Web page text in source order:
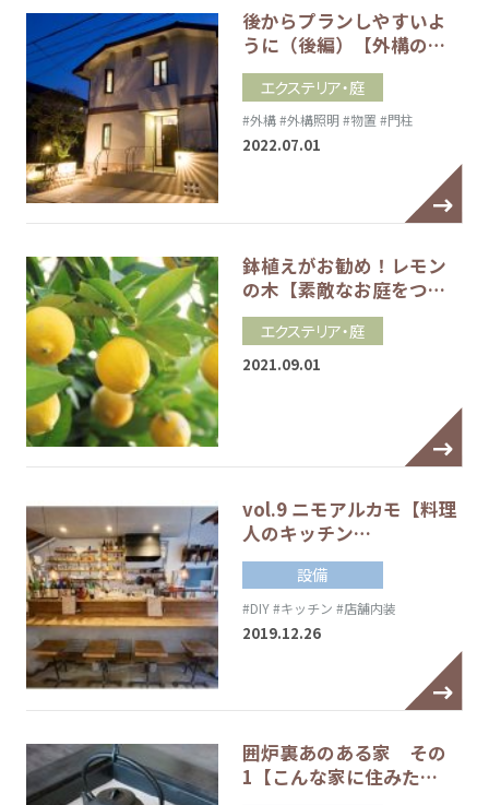
後からプランしやすいよ
うに（後編）【外構の…
エクステリア・庭
#外構#外構照明 #物置 #門柱
2022.07.01
鉢植えがお勧め！レモン
の木【素敵なお庭をつ…
エクステリア・庭
2021.09.01
vol.9 ニモアルカモ【料理
人のキッチン…
設備
#DIY#キッチン #店舗内装
2019.12.26
囲炉裏あのある家 その
1【こんな家に住みた…